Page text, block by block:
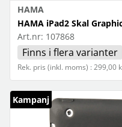
HAMA
HAMA iPad2 Skal
Art.nr: 107868
Finns i flera varianter
Rek. pris (inkl. moms) : 299,00
Kampanj